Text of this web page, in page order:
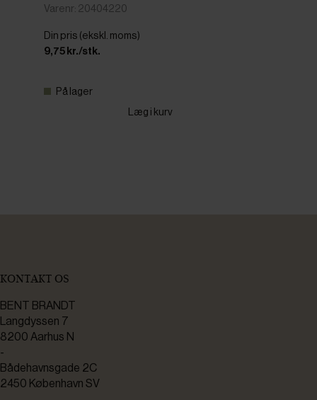
Varenr: 20404220
Din pris (ekskl. moms)
9,75 kr./stk.
På lager
Læg i kurv
KONTAKT OS
BENT BRANDT
Langdyssen 7
8200 Aarhus N
-
Bådehavnsgade 2C
2450 København SV